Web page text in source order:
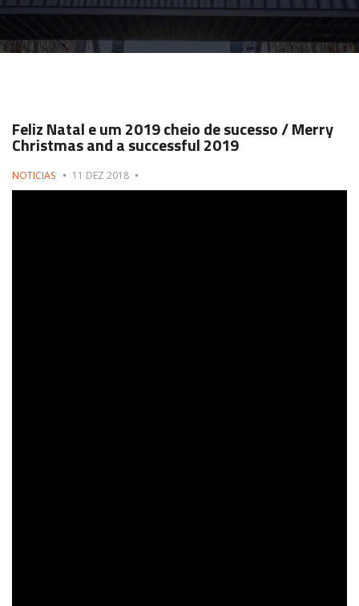
Feliz Natal e um 2019 cheio de sucesso / Merry
Christmas and a successful 2019
NOTICIAS 11 DEZ 2018